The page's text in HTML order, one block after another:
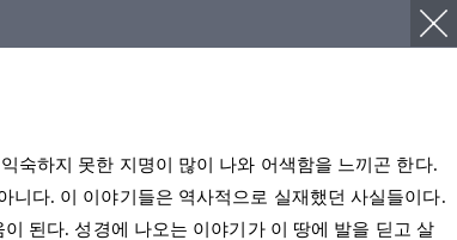
숙하지 못한 지명이 많이 나와 어색함을 느끼곤 한다.
니다. 이 이야기들은 역사적으로 실재했던 사실들이다.
된다. 성경에 나오는 이야기가 이 땅에 발을 딛고 살